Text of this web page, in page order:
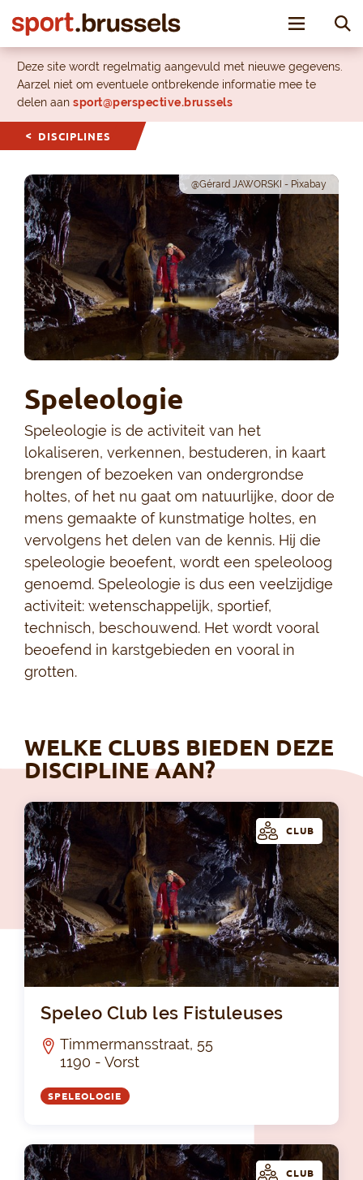
Toggle
Deze site wordt regelmatig aangevuld met nieuwe gegevens.
Aarzel niet om eventuele ontbrekende informatie mee te
delen aan sport@perspective.brussels
DISCIPLINES
@Gérard JAWORSKI - Pixabay
Speleologie
Speleologie is de activiteit van het
lokaliseren, verkennen, bestuderen, in kaart
brengen of bezoeken van ondergrondse
holtes, of het nu gaat om natuurlijke, door de
mens gemaakte of kunstmatige holtes, en
vervolgens het delen van de kennis. Hij die
speleologie beoefent, wordt een speleoloog
genoemd. Speleologie is dus een veelzijdige
activiteit: wetenschappelijk, sportief,
technisch, beschouwend. Het wordt vooral
beoefend in karstgebieden en vooral in
grotten.
WELKE CLUBS BIEDEN DEZE
DISCIPLINE AAN?
CLUB
Speleo Club les Fistuleuses
Timmermansstraat, 55
1190 - Vorst
SPELEOLOGIE
CLUB